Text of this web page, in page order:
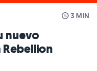
3 MIN
nuevo
Rebellion